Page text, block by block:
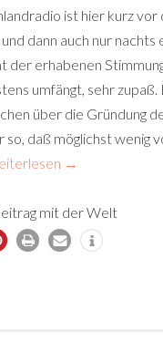
ist hier kurz vor
dann auch nur nachts
der erhabenen
umfängt, sehr
über die Gründung
daß möglichst wenig
→
mit der Welt